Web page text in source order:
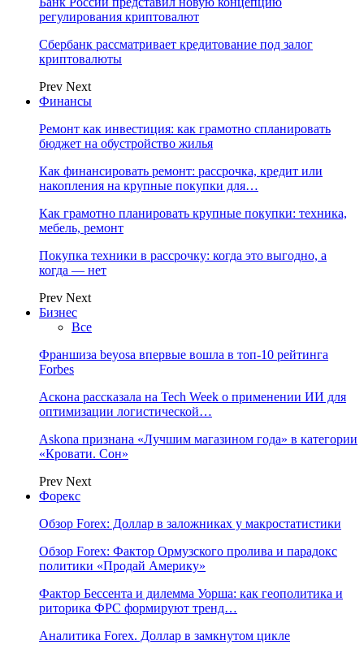
регулирования криптовалют
Сбербанк рассматривает кредитование под залог
криптовалюты
Prev Next
Финансы
Ремонт как инвестиция: как грамотно спланировать
бюджет на обустройство жилья
Как финансировать ремонт: рассрочка, кредит или
накопления на крупные покупки для…
Как грамотно планировать крупные покупки: техника,
мебель, ремонт
Покупка техники в рассрочку: когда это выгодно, а
когда — нет
Prev Next
Бизнес
Все
Франшиза beyosa впервые вошла в топ-10 рейтинга
Forbes
Аскона рассказала на Tech Week о применении ИИ для
оптимизации логистической…
Askona признана «Лучшим магазином года» в категории
«Кровати. Сон»
Prev Next
Форекс
Обзор Forex: Доллар в заложниках у макростатистики
Обзор Forex: Фактор Ормузского пролива и парадокс
политики «Продай Америку»
Фактор Бессента и дилемма Уорша: как геополитика и
риторика ФРС формируют тренд…
Аналитика Forex. Доллар в замкнутом цикле